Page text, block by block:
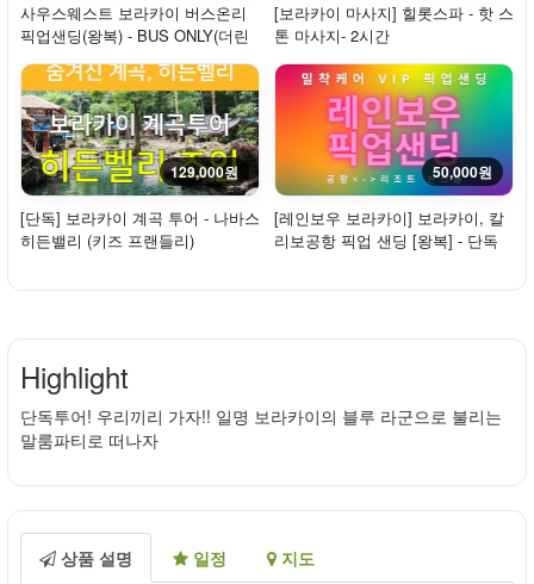
사우스웨스트 보라카이 버스온리
픽업샌딩(왕복) - BUS ONLY(더린
드, 샹그랄라...
[보라카이 마사지] 힐롯스파 - 핫 스
톤 마사지- 2시간
129,000원
[단독] 보라카이 계곡 투어 - 나바스
히든밸리 (키즈 프랜들리)
50,000원
[레인보우 보라카이] 보라카이, 칼
리보공항 픽업 샌딩 [왕복] - 단독
Highlight
단독투어! 우리끼리 가자!! 일명 보라카이의 블루 라군으로 불리는
말룸파티로 떠나자
상품 설명 일정 지도